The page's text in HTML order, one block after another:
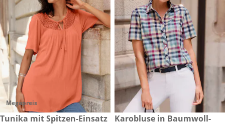
Megapreis
CHF 39.-
Tunika mit Spitzen-Einsatz
CHF 39.-
Karobluse in Baumwoll-